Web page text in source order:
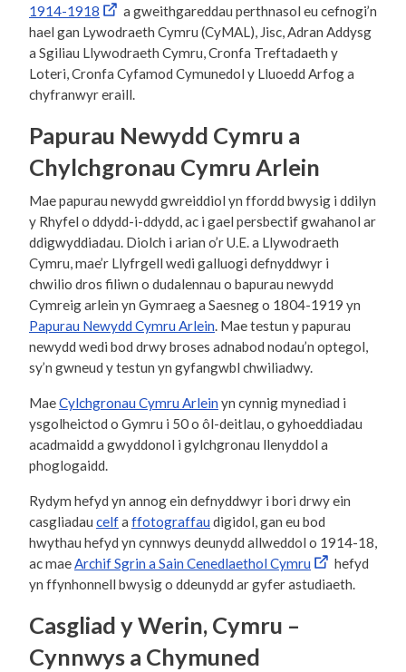
1914-1918
a gweithgareddau perthnasol eu cefnogi’n
hael gan Lywodraeth Cymru (CyMAL), Jisc, Adran Addysg
a Sgiliau Llywodraeth Cymru, Cronfa Treftadaeth y
Loteri, Cronfa Cyfamod Cymunedol y Lluoedd Arfog a
chyfranwyr eraill.
Papurau Newydd Cymru a
Chylchgronau Cymru Arlein
Mae papurau newydd gwreiddiol yn ffordd bwysig i ddilyn
y Rhyfel o ddydd-i-ddydd, ac i gael persbectif gwahanol ar
ddigwyddiadau. Diolch i arian o’r U.E. a Llywodraeth
Cymru, mae’r Llyfrgell wedi galluogi defnyddwyr i
chwilio dros filiwn o dudalennau o bapurau newydd
Cymreig arlein yn Gymraeg a Saesneg o 1804-1919 yn
Papurau Newydd Cymru Arlein. Mae testun y papurau
newydd wedi bod drwy broses adnabod nodau’n optegol,
sy’n gwneud y testun yn gyfangwbl chwiliadwy.
MaeCylchgronau Cymru Arlein yn cynnig mynediad i
ysgolheictod o Gymru i 50 o ôl-deitlau, o gyhoeddiadau
acadmaidd a gwyddonol i gylchgronau llenyddol a
phoglogaidd.
Rydym hefyd yn annog ein defnyddwyr i bori drwy ein
casgliadau celfa ffotograffau digidol, gan eu bod
hwythau hefyd yn cynnwys deunydd allweddol o 1914-18,
ac maeArchif Sgrin a Sain Cenedlaethol Cymru
hefyd
yn ffynhonnell bwysig o ddeunydd ar gyfer astudiaeth.
Casgliad y Werin, Cymru –
Cynnwys a Chymuned